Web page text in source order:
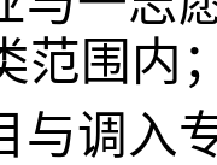
范围内
与调入